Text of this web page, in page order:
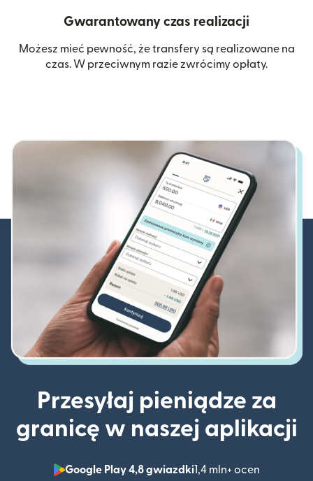
Gwarantowany czas realizacji
Możesz mieć pewność, że transfery są realizowane na
czas. W przeciwnym razie zwrócimy opłaty.
Przesyłaj pieniądze za
granicę w naszej aplikacji
Google Play 4,8 gwiazdki1,4 mln+ ocen
(otwiera